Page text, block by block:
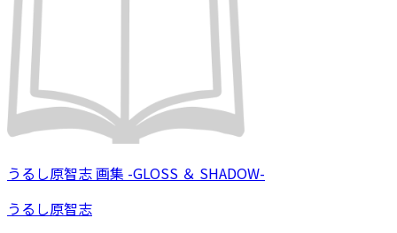
うるし原智志 画集 -GLOSS ＆ SHADOW-
うるし原智志